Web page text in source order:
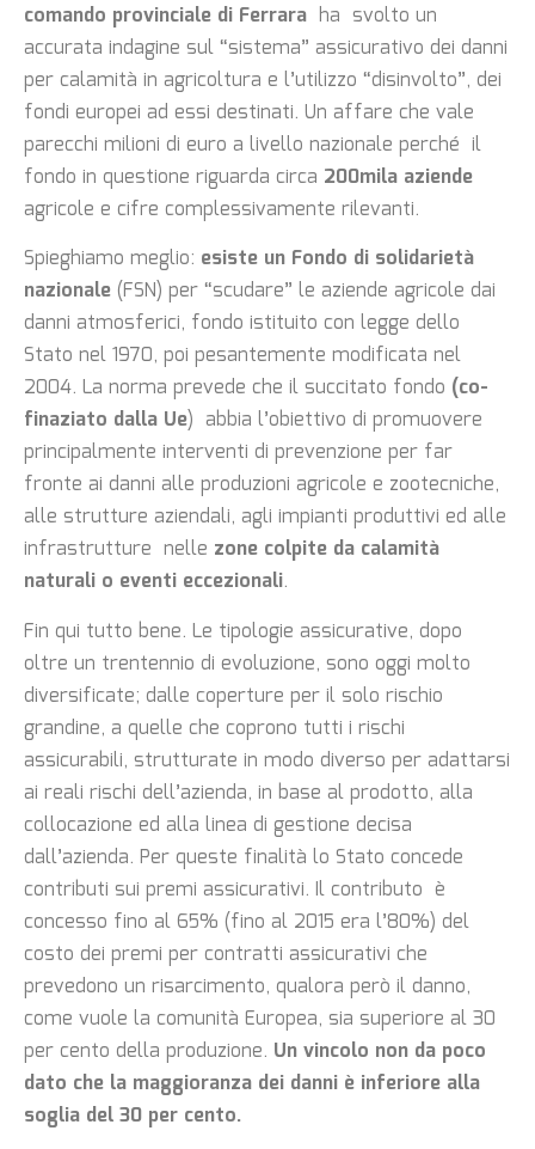
comando provinciale di Ferrara ha svolto un
accurata indagine sul “sistema” assicurativo dei danni
per calamità in agricoltura e l’utilizzo “disinvolto”, dei
fondi europei ad essi destinati. Un affare che vale
parecchi milioni di euro a livello nazionale perché il
fondo in questione riguarda circa 200mila aziende
agricole e cifre complessivamente rilevanti.
Spieghiamo meglio: esiste un Fondo di solidarietà
nazionale (FSN) per “scudare” le aziende agricole dai
danni atmosferici, fondo istituito con legge dello
Stato nel 1970, poi pesantemente modificata nel
2004. La norma prevede che il succitato fondo (co-
finaziato dalla Ue) abbia l’obiettivo di promuovere
principalmente interventi di prevenzione per far
fronte ai danni alle produzioni agricole e zootecniche,
alle strutture aziendali, agli impianti produttivi ed alle
infrastrutture nelle zone colpite da calamità
naturali o eventi eccezionali.
Fin qui tutto bene. Le tipologie assicurative, dopo
oltre un trentennio di evoluzione, sono oggi molto
diversificate; dalle coperture per il solo rischio
grandine, a quelle che coprono tutti i rischi
assicurabili, strutturate in modo diverso per adattarsi
ai reali rischi dell’azienda, in base al prodotto, alla
collocazione ed alla linea di gestione decisa
dall’azienda. Per queste finalità lo Stato concede
contributi sui premi assicurativi. Il contributo è
concesso fino al 65% (fino al 2015 era l’80%) del
costo dei premi per contratti assicurativi che
prevedono un risarcimento, qualora però il danno,
come vuole la comunità Europea, sia superiore al 30
per cento della produzione. Un vincolo non da poco
dato che la maggioranza dei danni è inferiore alla
soglia del 30 per cento.